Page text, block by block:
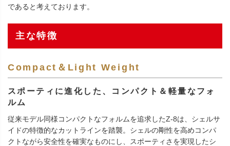
であると考えております。
主な特徴
Compact＆Light Weight
スポーティに進化した、コンパクト＆軽量なフォ
ルム
従来モデル同様コンパクトなフォルムを追求したZ-8は、シェルサ
イドの特徴的なカットラインを踏襲。シェルの剛性を高めコンパ
クトながら安全性を確実なものにし、スポーティさを実現したシ